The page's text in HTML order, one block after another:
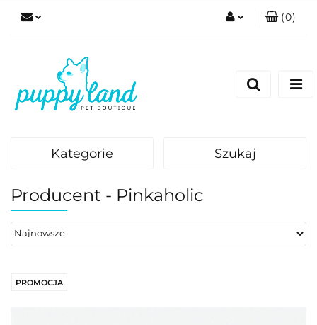
(0)
Kategorie Szukaj
Producent - Pinkaholic
PROMOCJA